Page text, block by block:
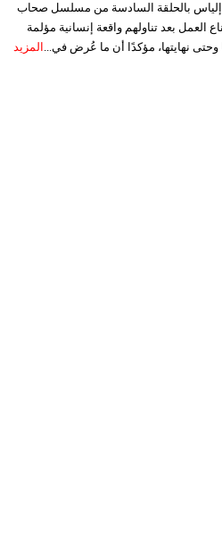
إلياس بالحلقة السادسة من مسلسل صحاب
العمل بعد تناولهم واقعة إنسانية مؤلمة
وحتى نهايتها، مؤكدًا أن ما عُرض في... المزيد